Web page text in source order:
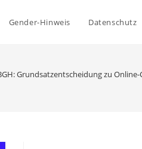
Gender-Hinweis Datenschutz
Grundsatzentscheidung zu